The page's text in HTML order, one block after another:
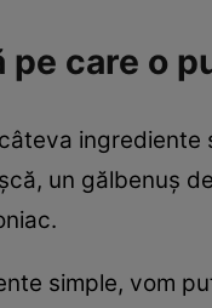
pe care o
un gălbenuș
simple, vom